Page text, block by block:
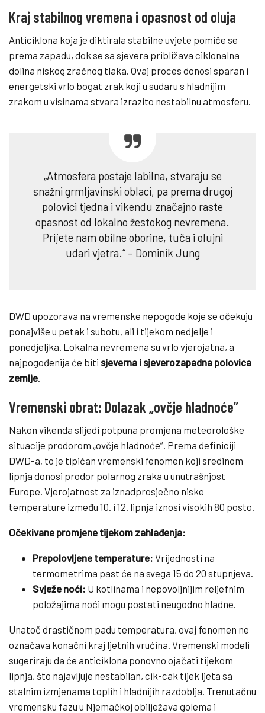
Kraj stabilnog vremena i opasnost od oluja
Anticiklona koja je diktirala stabilne uvjete pomiče se
prema zapadu, dok se sa sjevera približava ciklonalna
dolina niskog zračnog tlaka. Ovaj proces donosi sparan i
energetski vrlo bogat zrak koji u sudaru s hladnijim
zrakom u visinama stvara izrazito nestabilnu atmosferu.
„Atmosfera postaje labilna, stvaraju se
snažni grmljavinski oblaci, pa prema drugoj
polovici tjedna i vikendu značajno raste
opasnost od lokalno žestokog nevremena.
Prijete nam obilne oborine, tuča i olujni
udari vjetra.“ – Dominik Jung
DWD upozorava na vremenske nepogode koje se očekuju
ponajviše u petak i subotu, ali i tijekom nedjelje i
ponedjeljka. Lokalna nevremena su vrlo vjerojatna, a
najpogođenija će biti sjeverna i sjeverozapadna polovica
zemlje
Vremenski obrat: Dolazak „ovčje hladnoće”
Nakon vikenda slijedi potpuna promjena meteorološke
situacije prodorom „ovčje hladnoće”. Prema definiciji
DWD-a, to je tipičan vremenski fenomen koji sredinom
lipnja donosi prodor polarnog zraka u unutrašnjost
Europe. Vjerojatnost za iznadprosječno niske
temperature između 10. i 12. lipnja iznosi visokih 80 posto.
Očekivane promjene tijekom zahlađenja:
Prepolovljene temperature: Vrijednosti na
termometrima past će na svega 15 do 20 stupnjeva.
Svježe noći: U kotlinama i nepovoljnijim reljefnim
položajima noći mogu postati neugodno hladne.
Unatoč drastičnom padu temperatura, ovaj fenomen ne
označava konačni kraj ljetnih vrućina. Vremenski modeli
sugeriraju da će anticiklona ponovno ojačati tijekom
lipnja, što najavljuje nestabilan, cik-cak tijek ljeta sa
stalnim izmjenama toplih i hladnijih razdoblja. Trenutačnu
vremensku fazu u Njemačkoj obilježava golema i